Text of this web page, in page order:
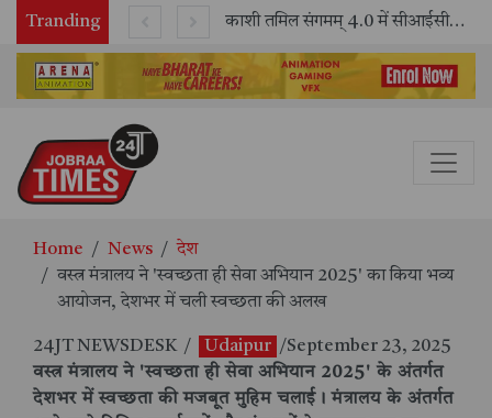
Tranding काशी तमिल संगमम् 4.0 में सीआईसीटी का स्टॉल बना तमिल भाषा और संस्कृति का केंद्र, ‘तमिल करकलाम’ से सीखना हुआ सरल
Home News
देश
वस्त्र मंत्रालय ने 'स्वच्छता ही सेवा अभियान 2025' का किया भव्य
आयोजन, देशभर में चली स्वच्छता की अलख
24JT NEWSDESK / Udaipur /September 23, 2025
वस्त्र मंत्रालय ने 'स्वच्छता ही सेवा अभियान 2025' के अंतर्गत
देशभर में स्वच्छता की मजबूत मुहिम चलाई। मंत्रालय के अंतर्गत